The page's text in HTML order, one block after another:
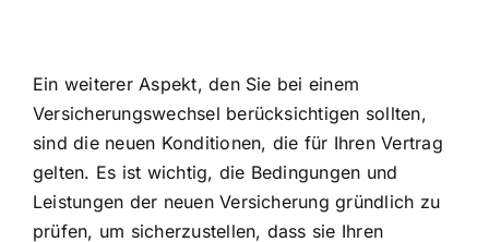
Ein weiterer Aspekt, den Sie bei einem
Versicherungswechsel berücksichtigen sollten,
sind die neuen Konditionen, die für Ihren Vertrag
gelten. Es ist wichtig, die Bedingungen und
Leistungen der neuen Versicherung gründlich zu
prüfen, um sicherzustellen, dass sie Ihren